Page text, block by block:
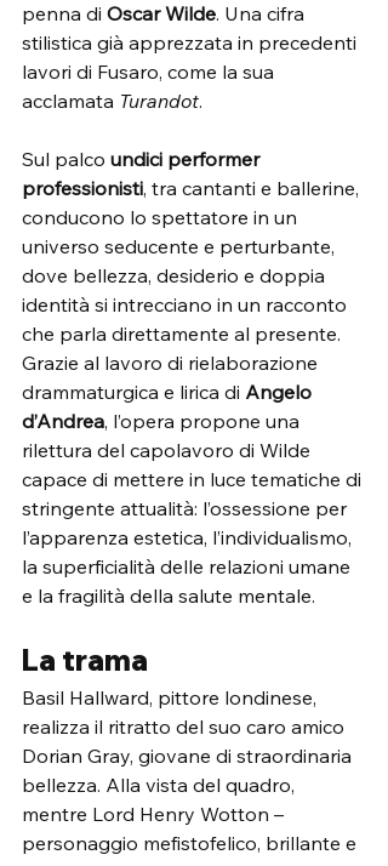
penna di Oscar Wilde. Una cifra
stilistica già apprezzata in precedenti
lavori di Fusaro, come la sua
acclamata Turandot.
Sul palco undici performer
professionisti, tra cantanti e ballerine,
conducono lo spettatore in un
universo seducente e perturbante,
dove bellezza, desiderio e doppia
identità si intrecciano in un racconto
che parla direttamente al presente.
Grazie al lavoro di rielaborazione
drammaturgica e lirica di Angelo
d’Andrea, l’opera propone una
rilettura del capolavoro di Wilde
capace di mettere in luce tematiche di
stringente attualità: l’ossessione per
l’apparenza estetica, l’individualismo,
la superficialità delle relazioni umane
e la fragilità della salute mentale.
La trama
Basil Hallward, pittore londinese,
realizza il ritratto del suo caro amico
Dorian Gray, giovane di straordinaria
bellezza. Alla vista del quadro,
mentre Lord Henry Wotton –
personaggio mefistofelico, brillante e